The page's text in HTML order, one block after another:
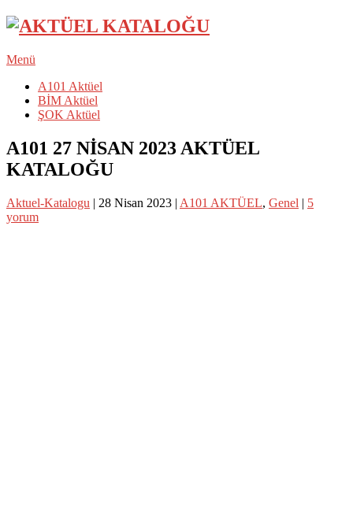
Menü
A101 Aktüel
BİM Aktüel
ŞOK Aktüel
A101 27 NİSAN 2023 AKTÜEL
KATALOĞU
Aktuel-Katalogu | 28 Nisan 2023 | A101 AKTÜEL, Genel | 5
yorum